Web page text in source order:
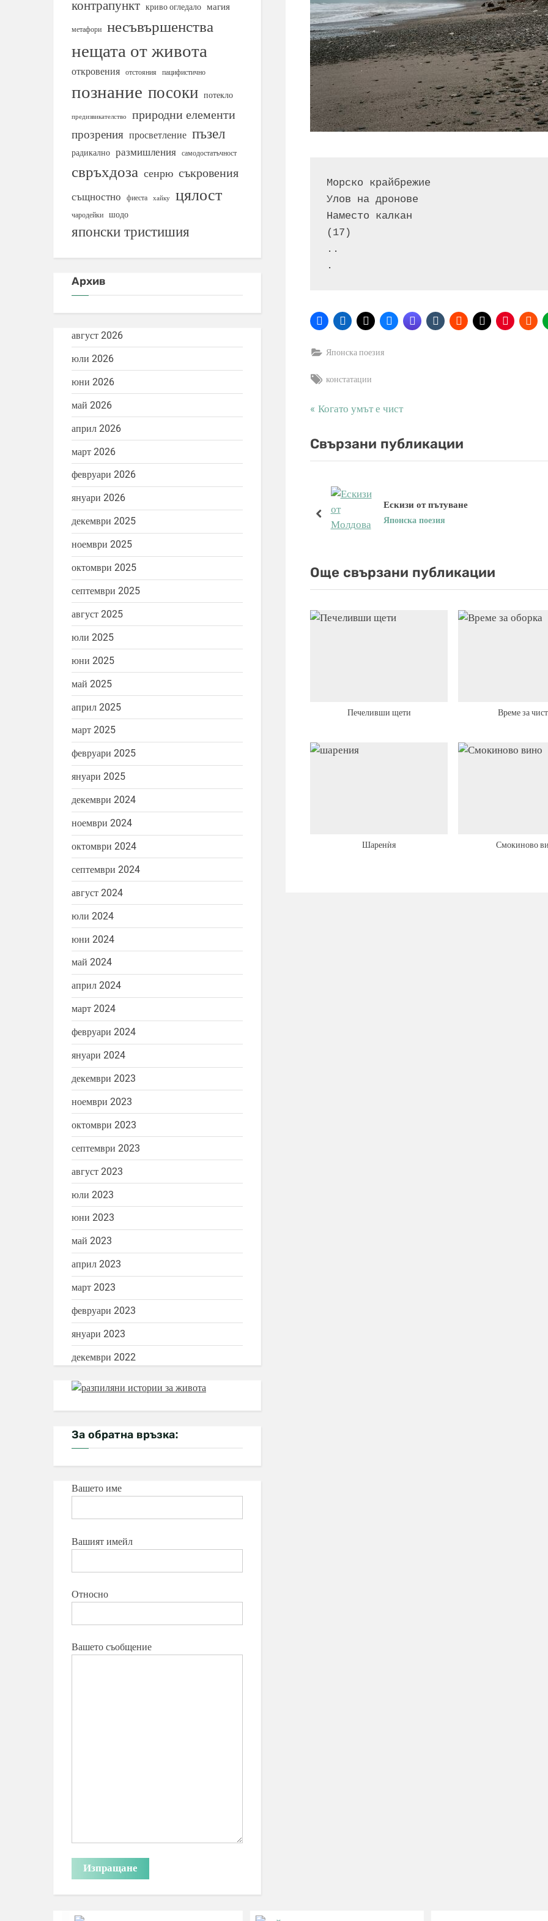
Морско крайбрежие
Улов на дронове
Наместо калкан
(17)
..
.
Японска поезия
Tags:
констатации
Навигация
P
e
s
t
:
Когато умът е чист
Свързани публикации
Ескизи от пътуване
Японска поезия
prev
Още свързани публикации
Печеливши щети Време за
Шаренѝя Смокиново
контрапункт криво огледало магия
метафори несъвършенства
нещата от живота
откровения отстояния пацифистично
познание посоки потекло
предизвикателство природни елементи
прозрения просветление пъзел
радикално размишления самодостатъчност
свръхдоза сенрю съкровения
същностно фиеста хайку цялост
чародейки шодо
японски тристишия
Архив
август 2026
юли 2026
юни 2026
май 2026
април 2026
март 2026
февруари 2026
януари 2026
декември 2025
ноември 2025
октомври 2025
септември 2025
август 2025
юли 2025
юни 2025
май 2025
април 2025
март 2025
февруари 2025
януари 2025
декември 2024
ноември 2024
октомври 2024
септември 2024
август 2024
юли 2024
юни 2024
май 2024
април 2024
март 2024
февруари 2024
януари 2024
декември 2023
ноември 2023
октомври 2023
септември 2023
август 2023
юли 2023
юни 2023
май 2023
април 2023
март 2023
февруари 2023
януари 2023
декември 2022
За обратна връзка:
Вашето име
Вашият имейл
Относно
Вашето съобщение